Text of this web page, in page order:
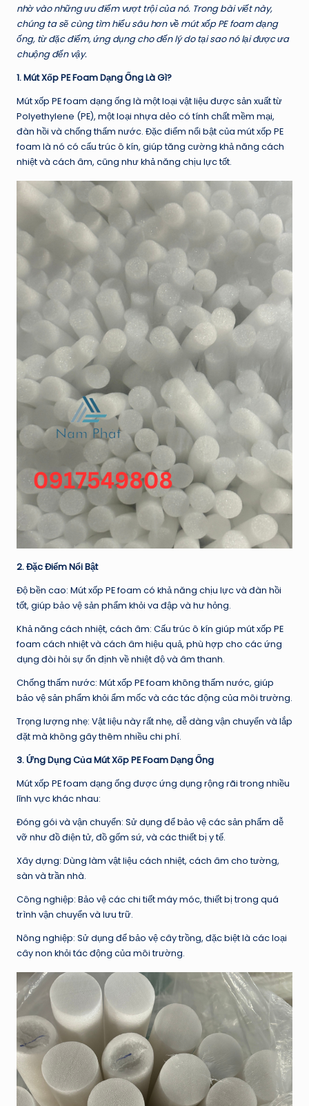
nhờ vào những ưu điểm vượt trội của nó. Trong bài viết này,
chúng ta sẽ cùng tìm hiểu sâu hơn về mút xốp PE foam dạng
ống, từ đặc điểm, ứng dụng cho đến lý do tại sao nó lại được ưa
chuộng đến vậy.
1. Mút Xốp PE Foam Dạng Ống Là Gì?
Mút xốp PE foam dạng ống là một loại vật liệu được sản xuất từ
Polyethylene (PE), một loại nhựa dẻo có tính chất mềm mại,
đàn hồi và chống thấm nước. Đặc điểm nổi bật của mút xốp PE
foam là nó có cấu trúc ô kín, giúp tăng cường khả năng cách
nhiệt và cách âm, cũng như khả năng chịu lực tốt.
2. Đặc Điểm Nổi Bật
Độ bền cao: Mút xốp PE foam có khả năng chịu lực và đàn hồi
tốt, giúp bảo vệ sản phẩm khỏi va đập và hư hỏng.
Khả năng cách nhiệt, cách âm: Cấu trúc ô kín giúp mút xốp PE
foam cách nhiệt và cách âm hiệu quả, phù hợp cho các ứng
dụng đòi hỏi sự ổn định về nhiệt độ và âm thanh.
Chống thấm nước: Mút xốp PE foam không thấm nước, giúp
bảo vệ sản phẩm khỏi ẩm mốc và các tác động của môi trường.
Trọng lượng nhẹ: Vật liệu này rất nhẹ, dễ dàng vận chuyển và lắp
đặt mà không gây thêm nhiều chi phí.
3. Ứng Dụng Của Mút Xốp PE Foam Dạng Ống
Mút xốp PE foam dạng ống được ứng dụng rộng rãi trong nhiều
lĩnh vực khác nhau:
Đóng gói và vận chuyển: Sử dụng để bảo vệ các sản phẩm dễ
vỡ như đồ điện tử, đồ gốm sứ, và các thiết bị y tế.
Xây dựng: Dùng làm vật liệu cách nhiệt, cách âm cho tường,
sàn và trần nhà.
Công nghiệp: Bảo vệ các chi tiết máy móc, thiết bị trong quá
trình vận chuyển và lưu trữ.
Nông nghiệp: Sử dụng để bảo vệ cây trồng, đặc biệt là các loại
cây non khỏi tác động của môi trường.